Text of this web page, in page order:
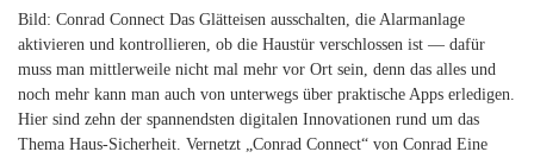
Bild: Conrad Connect Das Glätteisen ausschalten, die Alarmanlage
aktivieren und kontrollieren, ob die Haustür verschlossen ist — dafür
muss man mittlerweile nicht mal mehr vor Ort sein, denn das alles und
noch mehr kann man auch von unterwegs über praktische Apps erledigen.
Hier sind zehn der spannendsten digitalen Innovationen rund um das
Thema Haus-Sicherheit. Vernetzt „Conrad Connect“ von Conrad Eine